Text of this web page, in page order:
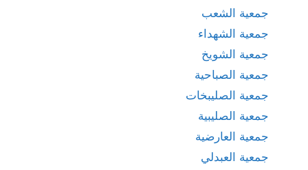
جمعية الشعب
جمعية الشهداء
جمعية الشويخ
جمعية الصباحية
جمعية الصليبخات
جمعية الصليبية
جمعية العارضية
جمعية العبدلي